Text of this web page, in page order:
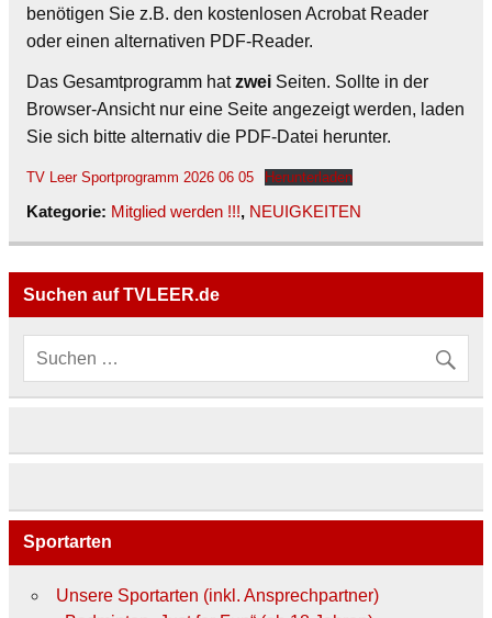
benötigen Sie z.B. den kostenlosen Acrobat Reader
oder einen alternativen PDF-Reader.
Das Gesamtprogramm hatzwei Seiten. Sollte in der
Browser-Ansicht nur eine Seite angezeigt werden, laden
Sie sich bitte alternativ die PDF-Datei herunter.
TV Leer Sportprogramm 2026 06 05 Herunterladen
Kategorie: Mitglied werden !!!, NEUIGKEITEN
Suchen auf TVLEER.de
Sportarten
Unsere Sportarten (inkl. Ansprechpartner)